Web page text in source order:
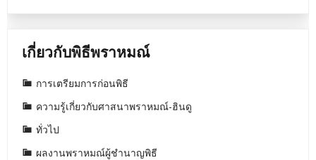
เกี่ยวกับพิธีพราหมณ์
การเตรียมการก่อนพิธี
ความรู้เกี่ยวกับศาสนาพราหมณ์-ฮินดู
ทั่วไป
ผลงานพราหมณ์ผู้ชำนาญพิธี